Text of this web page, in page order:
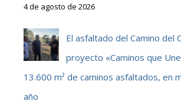
4 de agosto de 2026
El asfaltado del Camino del
proyecto «Caminos que
13.600 m² de caminos asfaltados, en
año